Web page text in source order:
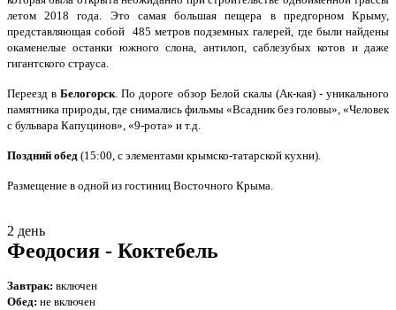
летом 2018 года. Это самая большая пещера в предгорном Крыму,
представляющая собой 485 метров подземных галерей, где были найдены
окаменелые останки южного слона, антилоп, саблезубых котов и даже
гигантского страуса.
Переезд вБелогорск. По дороге обзор Белой скалы (Ак-кая) - уникального
памятника природы, где снимались фильмы «Всадник без головы», «Человек
с бульвара Капуцинов», «9-рота» и т.д.
Поздний обед (15:00, с элементами крымско-татарской кухни).
Размещение в одной из гостиниц Восточного Крыма.
2 день
Феодосия - Коктебель
Завтрак: включен
Обед: не включен